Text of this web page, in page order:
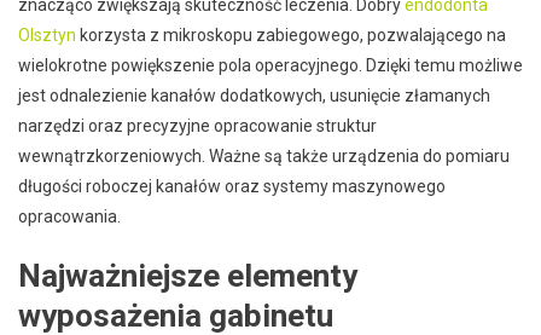
znacząco zwiększają skuteczność leczenia. Dobryendodonta
Olsztyn korzysta z mikroskopu zabiegowego, pozwalającego na
wielokrotne powiększenie pola operacyjnego. Dzięki temu możliwe
jest odnalezienie kanałów dodatkowych, usunięcie złamanych
narzędzi oraz precyzyjne opracowanie struktur
wewnątrzkorzeniowych. Ważne są także urządzenia do pomiaru
długości roboczej kanałów oraz systemy maszynowego
opracowania.
Najważniejsze elementy
wyposażenia gabinetu